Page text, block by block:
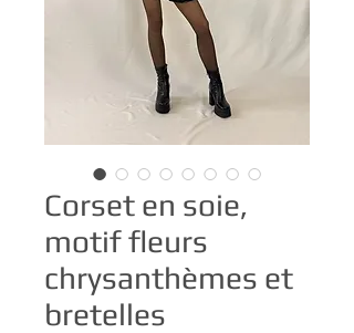
Corset en soie,
motif fleurs
chrysanthèmes et
bretelles